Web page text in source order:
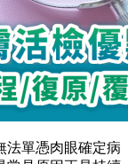
法單憑肉眼確定病